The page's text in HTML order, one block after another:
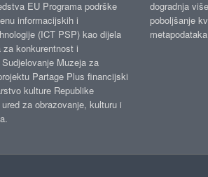
EU Programa podrške
informacijskih i
(ICT PSP) kao dijela
za konkurentnost i
Muzeja za
Partage Plus financijski
kulture Republike
za obrazovanje, kulturu i
dogradnja
poboljšanje